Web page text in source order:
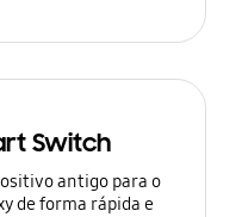
Switch
antigo para o
de forma rápida e